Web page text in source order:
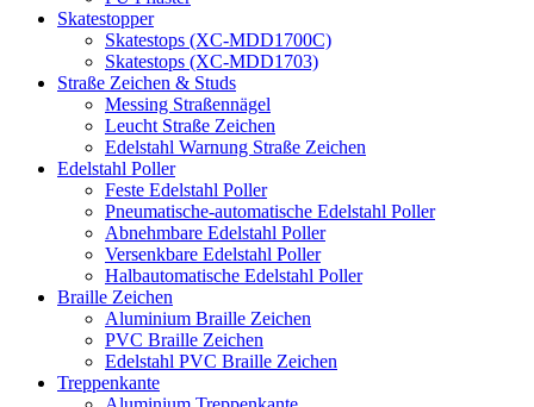
Skatestopper
Skatestops (XC-MDD1700C)
Skatestops (XC-MDD1703)
Straße Zeichen & Studs
Messing Straßennägel
Leucht Straße Zeichen
Edelstahl Warnung Straße Zeichen
Edelstahl Poller
Feste Edelstahl Poller
Pneumatische-automatische Edelstahl Poller
Abnehmbare Edelstahl Poller
Versenkbare Edelstahl Poller
Halbautomatische Edelstahl Poller
Braille Zeichen
Aluminium Braille Zeichen
PVC Braille Zeichen
Edelstahl PVC Braille Zeichen
Treppenkante